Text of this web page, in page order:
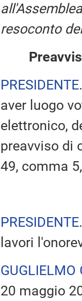
resoconto
PRESIDENTE
aver luogo
elettronico,
preavviso di
49, comma
PRESIDENTE
lavori
GUGLIELMO
20 maggio